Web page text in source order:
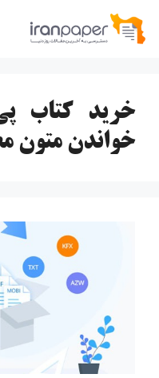
پرش
خرید کتاب
خواندن متون